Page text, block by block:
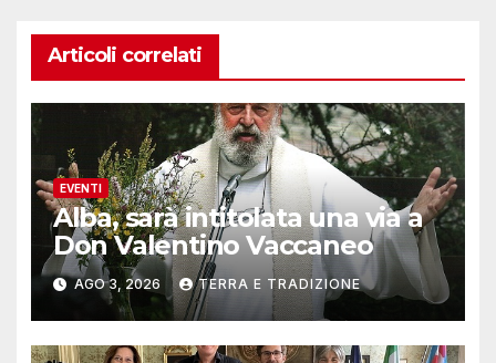
Articoli correlati
EVENTI
Alba, sarà intitolata una via a
Don Valentino Vaccaneo
AGO 3, 2026 TERRA E TRADIZIONE